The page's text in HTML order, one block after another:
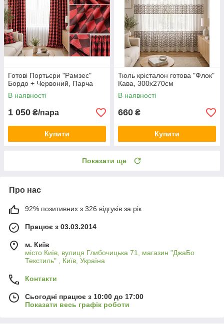
Готові Портьєри "Рамзес"
Бордо + Червоний, Парча
В наявності
1 050 ₴/пара
Купити
Тюль крісталон готова "Флок"
Кава, 300х270см
В наявності
660 ₴
Купити
Показати ще
Про нас
92% позитивних з 326 відгуків за рік
Працює з 03.03.2014
м. Київ
місто Київ, вулиця Глибочицька 71, магазин "ДжаБо
Текстиль" , Київ, Україна
Контакти
Сьогодні працює з 10:00 до 17:00
Показати весь графік роботи